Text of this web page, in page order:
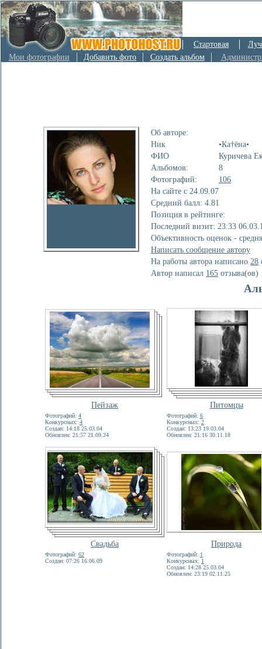
Стартовая
Мои фотографии
Добавить фото Создать альбом
Об авторе:
Ник
•Ка†ёна•
ФИО
Куричева
Альбомов:
8
Фотографий:
106
На сайте с 24.09.07
Cредний балл: 4.81
Позиция в рейтинге:
Последний визит: 23:33
Объективность оценок -
Написать сообщение автору
На работы автора написано 28
Автор написал 165 отзывa(ов)
Пейзаж Питомцы
Фотографий: 4
Конкурсных: 4
Создан: 14:18 25.03.04
Обновлен: 21:57 21.09.24
Фотографий: 6
Конкурсных: 2
Создан: 13:23 19.03.04
Обновлен: 21:16 30.11.18
Свадьба Природа
Фотографий: 62
Создан: 07:26 16.06.09
Фотографий: 1
Конкурсных: 1
Создан: 14:28 25.03.04
Обновлен: 23:19 02.11.25